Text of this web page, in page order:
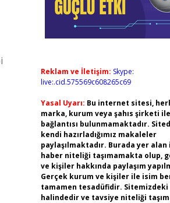
Reklam ve İletişim: Skype:
live:.cid.575569c608265c69
Yasal Uyarı: Bu internet sitesi,
marka, kurum veya şahıs şirketi
bağlantısı bulunmamaktadır.
kendi hazırladığımız makaleler
paylaşılmaktadır. Burada yer
haber niteliği taşımamakta olup,
ve kişiler hakkında paylaşım
Gerçek kurum ve kişiler ile isim
tamamen tesadüfidir.
halindedir ve tavsiye niteliği